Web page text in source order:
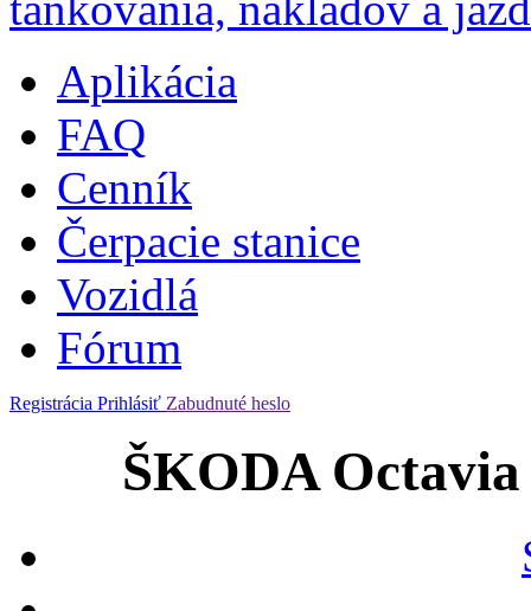
Aplikácia
FAQ
Cenník
Čerpacie stanice
Vozidlá
Fórum
Registrácia Prihlásiť Zabudnuté heslo
ŠKODA